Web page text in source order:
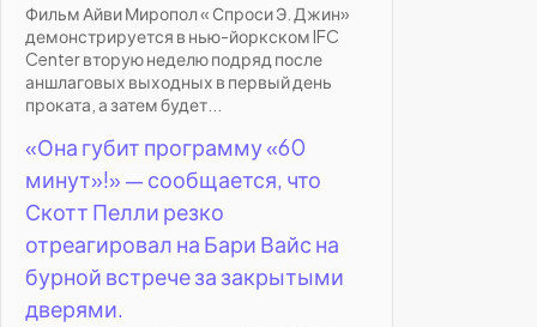
Фильм Айви Миропол « Спроси Э. Джин»
демонстрируется в нью-йоркском IFC
Center вторую неделю подряд после
аншлаговых выходных в первый день
проката, а затем будет...
«Она губит программу «60
минут»!» — сообщается, что
Скотт Пелли резко
отреагировал на Бари Вайс на
бурной встрече за закрытыми
дверями.